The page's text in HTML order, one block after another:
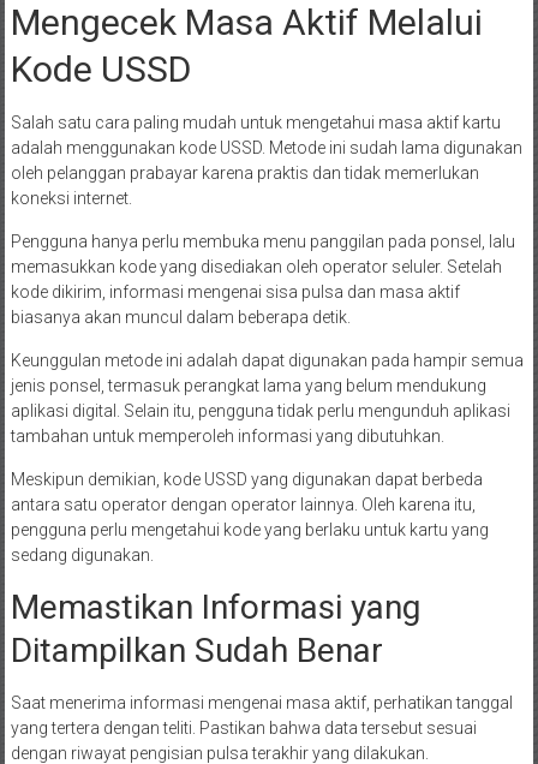
Mengecek Masa Aktif Melalui
Kode USSD
Salah satu cara paling mudah untuk mengetahui masa aktif kartu
adalah menggunakan kode USSD. Metode ini sudah lama digunakan
oleh pelanggan prabayar karena praktis dan tidak memerlukan
koneksi internet.
Pengguna hanya perlu membuka menu panggilan pada ponsel, lalu
memasukkan kode yang disediakan oleh operator seluler. Setelah
kode dikirim, informasi mengenai sisa pulsa dan masa aktif
biasanya akan muncul dalam beberapa detik.
Keunggulan metode ini adalah dapat digunakan pada hampir semua
jenis ponsel, termasuk perangkat lama yang belum mendukung
aplikasi digital. Selain itu, pengguna tidak perlu mengunduh aplikasi
tambahan untuk memperoleh informasi yang dibutuhkan.
Meskipun demikian, kode USSD yang digunakan dapat berbeda
antara satu operator dengan operator lainnya. Oleh karena itu,
pengguna perlu mengetahui kode yang berlaku untuk kartu yang
sedang digunakan.
Memastikan Informasi yang
Ditampilkan Sudah Benar
Saat menerima informasi mengenai masa aktif, perhatikan tanggal
yang tertera dengan teliti. Pastikan bahwa data tersebut sesuai
dengan riwayat pengisian pulsa terakhir yang dilakukan.